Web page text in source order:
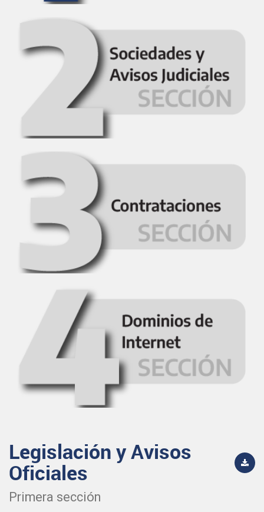
Legislación y Avisos
Oficiales
Primera sección